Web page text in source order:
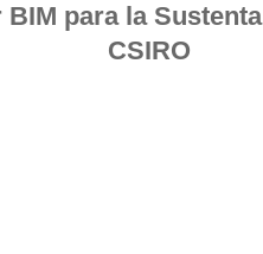
para la
CSIRO